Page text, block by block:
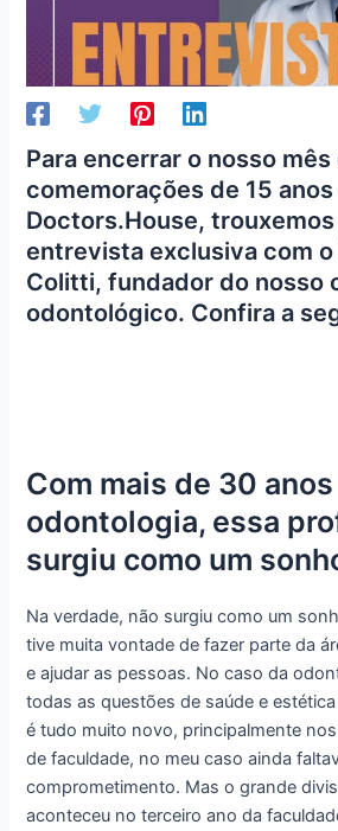
Para encerrar o nosso mês
comemorações de 15 anos
Doctors.House, trouxemos
entrevista exclusiva com o
Colitti, fundador do nosso
odontológico. Confira a
Com mais de 30 anos
odontologia, essa
surgiu como um
Na verdade, não surgiu como um
tive muita vontade de fazer parte da
e ajudar as pessoas. No caso da
todas as questões de saúde e
é tudo muito novo, principalmente
de faculdade, no meu caso ainda
comprometimento. Mas o grande
aconteceu no terceiro ano da